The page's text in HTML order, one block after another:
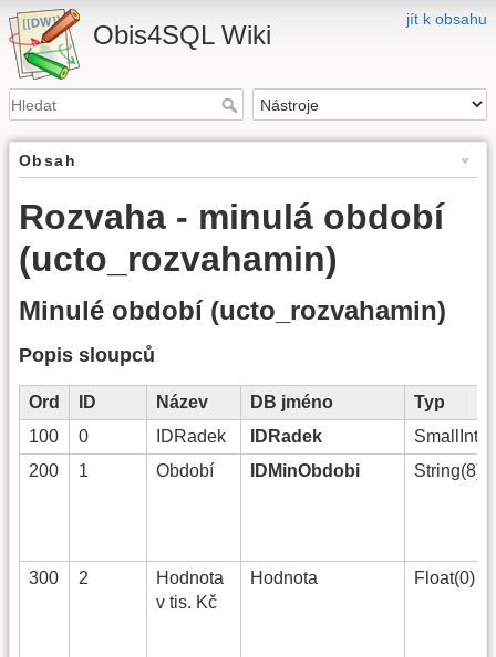
jít k obsahu
Obis4SQL Wiki
Obsah
Rozvaha - minulá období
(ucto_rozvahamin)
Minulé období (ucto_rozvahamin)
Popis sloupců
Ord ID Název DB jméno
Typ
100
0 IDRadek IDRadek
200
1 Období IDMinObdobi String(8)
300 2
Hodnota
v tis. Kč
Hodnota Float(0)